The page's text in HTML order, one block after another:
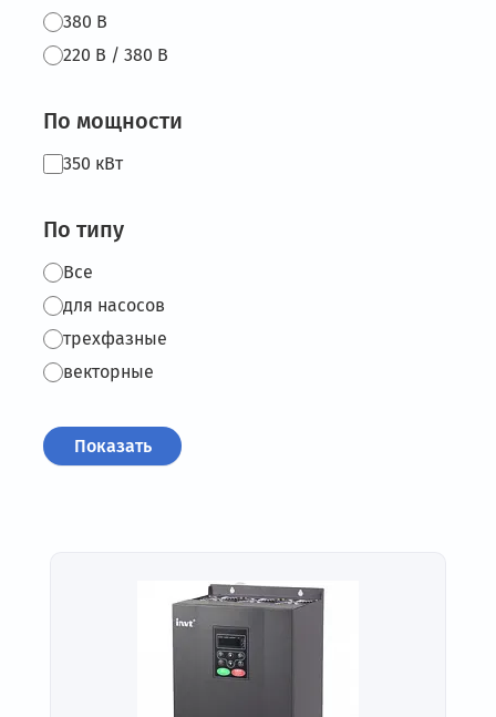
380 В
220 В / 380 В
По мощности
350 кВт
По типу
Все
для насосов
трехфазные
векторные